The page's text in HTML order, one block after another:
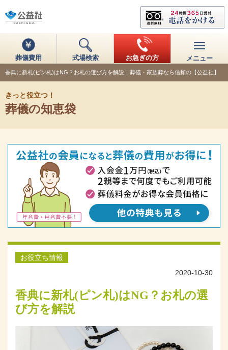
葬儀費用 式場検索 お急ぎの方 メニュー
香典に新札(ピン札)はNG？お札の選び方を解説｜葬儀・家族葬なら信頼の【公益社】
きっと役立つ！
葬儀の知恵袋
お役立ち情報
2020-10-30
香典に新札(ピン札)はNG？お札の選
び方を解説